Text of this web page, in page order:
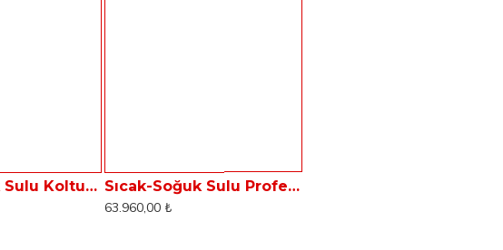
Sıcak-Soğuk Sulu Koltuk Yıkama Makinası Dass Aqua HC18
Sıcak-Soğuk Sulu Profesyonel Halı Koltuk Yıkama Makinası Dass Aqua HC60
63.960,00 ₺